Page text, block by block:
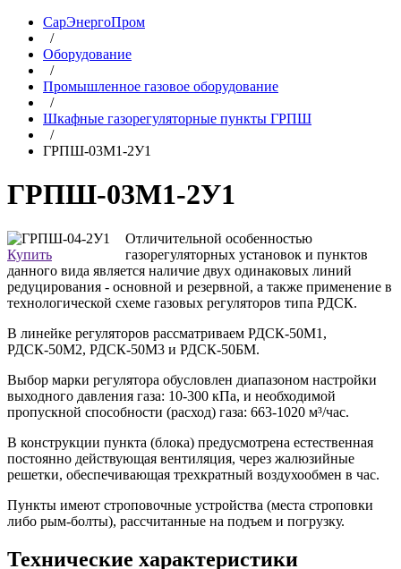
СарЭнергоПром
/
Оборудование
/
Промышленное газовое оборудование
/
Шкафные газорегуляторные пункты ГРПШ
/
ГРПШ-03М1-2У1
ГРПШ-03М1-2У1
Купить
Отличительной особенностью
газорегуляторных установок и пунктов
данного вида является наличие двух одинаковых линий
редуцирования - основной и резервной, а также применение в
технологической схеме газовых регуляторов типа РДСК.
В линейке регуляторов рассматриваем РДСК-50М1,
РДСК-50М2, РДСК-50М3 и РДСК-50БМ.
Выбор марки регулятора обусловлен диапазоном настройки
выходного давления газа: 10-300 кПа, и необходимой
пропускной способности (расход) газа: 663-1020 м³/час.
В конструкции пункта (блока) предусмотрена естественная
постоянно действующая вентиляция, через жалюзийные
решетки, обеспечивающая трехкратный воздухообмен в час.
Пункты имеют строповочные устройства (места строповки
либо рым-болты), рассчитанные на подъем и погрузку.
Технические характеристики